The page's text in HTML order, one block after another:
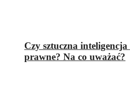
Czy sztuczna
prawne? Na co uważać?